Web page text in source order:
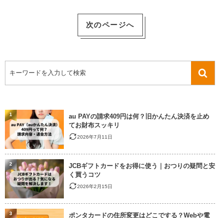
次のページへ
au PAYの請求409円は何？旧かんたん決済を止め
てお財布スッキリ
2026年7月11日
1
JCBギフトカードをお得に使う｜おつりの疑問と安
く買うコツ
2026年2月15日
2
ポンタカードの住所変更はどこでする？Webや電
3